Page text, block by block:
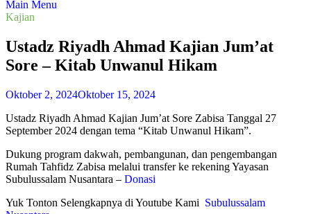
Main Menu
Kajian
Ustadz Riyadh Ahmad Kajian Jum’at
Sore – Kitab Unwanul Hikam
Oktober 2, 2024Oktober 15, 2024
Ustadz Riyadh Ahmad Kajian Jum’at Sore Zabisa Tanggal 27
September 2024 dengan tema “Kitab Unwanul Hikam”.
Dukung program dakwah, pembangunan, dan pengembangan
Rumah Tahfidz Zabisa melalui transfer ke rekening Yayasan
Subulussalam Nusantara – Donasi
Yuk Tonton Selengkapnya di Youtube Kami Subulussalam